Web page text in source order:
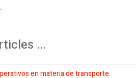
.
...
en materia de transporte.